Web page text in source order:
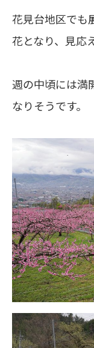
花見台地区でも
花となり、見応
週の中頃には満
なりそうです。